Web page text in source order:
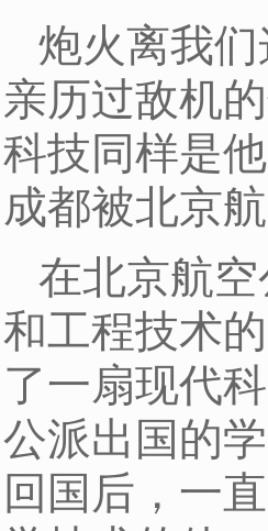
炮火离我
亲历过敌机
科技同样是
成都被北京
在北京航
和工程技术
了一扇现代
公派出国的
回国后，一